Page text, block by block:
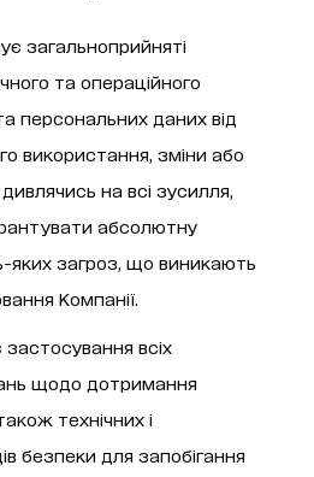
загальноприйняті
та операційного
персональних даних від
використання, зміни або
на всі зусилля,
абсолютну
яких загроз, що виникають
Компанії.
всіх
щодо дотримання
технічних і
безпеки для запобігання